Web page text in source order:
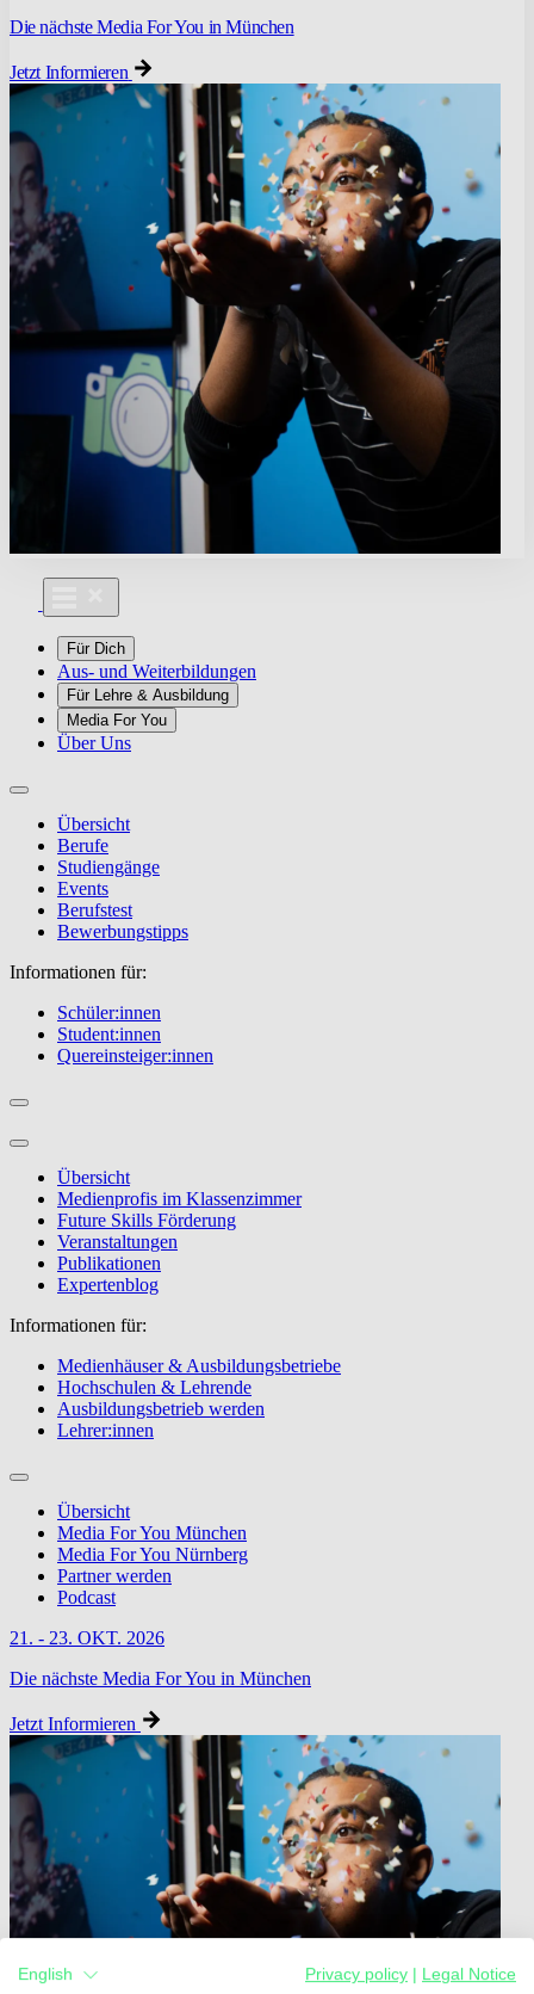
Die nächste Media For You in München
Jetzt Informieren
Für Dich
Aus- und Weiterbildungen
Für Lehre & Ausbildung
Media For You
Über Uns
Übersicht
Berufe
Studiengänge
Events
Berufstest
Bewerbungstipps
Informationen für:
Schüler:innen
Student:innen
Quereinsteiger:innen
Übersicht
Medienprofis im Klassenzimmer
Future Skills Förderung
Veranstaltungen
Publikationen
Expertenblog
Informationen für:
Medienhäuser & Ausbildungsbetriebe
Hochschulen & Lehrende
Ausbildungsbetrieb werden
Lehrer:innen
Übersicht
Media For You München
Media For You Nürnberg
Partner werden
Podcast
21. - 23. OKT. 2026
Die nächste Media For You in München
Jetzt Informieren
English Privacy policy
Legal Notice